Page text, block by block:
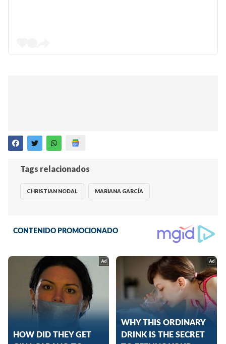
Tags relacionados
CHRISTIAN NODAL MARIANA GARCÍA